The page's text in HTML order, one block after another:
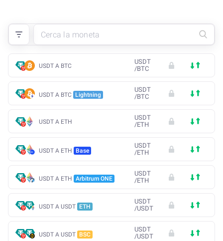
USDT A BTC
USDT
/BTC
USDT A BTC Lightning
USDT
/BTC
USDT A ETH
USDT
/ETH
USDT A ETH Base
USDT
/ETH
USDT A ETH Arbitrum ONE
USDT
/ETH
USDT A USDT ETH
USDT
/USDT
USDT A USDT BSC
USDT
/USDT